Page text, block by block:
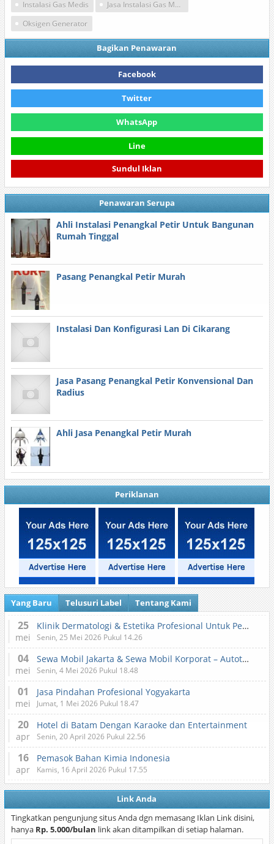
Instalasi Gas Medis
Jasa Instalasi Gas Medis
Oksigen Generator
Bagikan Penawaran
Facebook
Twitter
WhatsApp
Line
Sundul Iklan
Penawaran Serupa
Ahli Instalasi Penangkal Petir Untuk Bangunan
Rumah Tinggal
Pasang Penangkal Petir Murah
Instalasi Dan Konfigurasi Lan Di Cikarang
Jasa Pasang Penangkal Petir Konvensional Dan
Radius
Ahli Jasa Penangkal Petir Murah
Periklanan
Yang Baru Telusuri Label Tentang Kami
25
mei
Klinik Dermatologi & Estetika Profesional Untuk Perawatan Kulit dan Kecantikan
Senin, 25 Mei 2026 Pukul 14.26
04
mei
Sewa Mobil Jakarta & Sewa Mobil Korporat – Autotranz Indonesia
Senin, 4 Mei 2026 Pukul 18.48
01
mei
Jasa Pindahan Profesional Yogyakarta
Jumat, 1 Mei 2026 Pukul 18.47
20
apr
Hotel di Batam Dengan Karaoke dan Entertainment
Senin, 20 April 2026 Pukul 22.56
16
apr
Pemasok Bahan Kimia Indonesia
Kamis, 16 April 2026 Pukul 17.55
Link Anda
Tingkatkan pengunjung situs Anda dgn memasang Iklan Link disini,
hanya Rp. 5.000/bulan link akan ditampilkan di setiap halaman.